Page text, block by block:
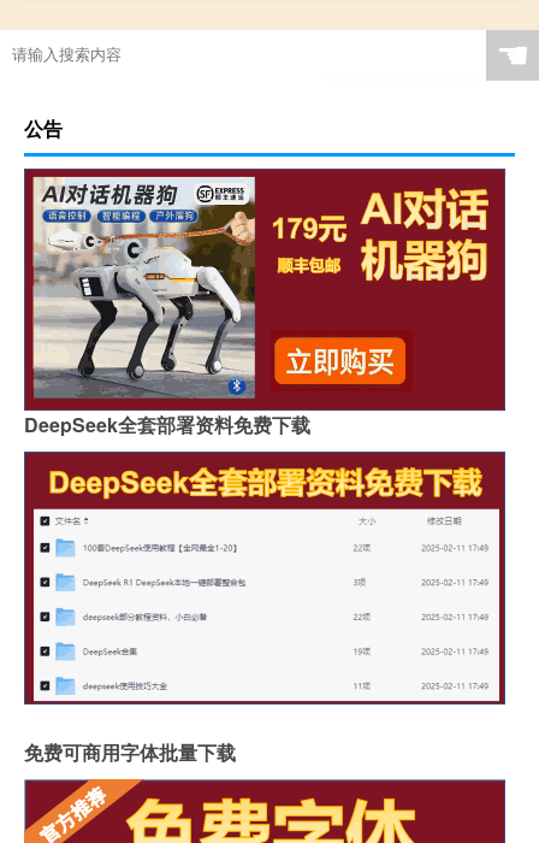
☚
公告
DeepSeek全套部署资料免费下载
免费可商用字体批量下载